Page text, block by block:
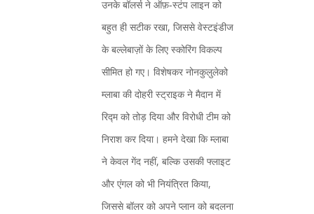
उनके बॉलर्स ने ऑफ़‑स्टंप लाइन को
बहुत ही सटीक रखा, जिससे वेस्टइंडीज
के बल्लेबाज़ों के लिए स्कोरिंग विकल्प
सीमित हो गए। विशेषकर नोनकुलुलेको
म्लाबा की दोहरी स्ट्राइक ने मैदान में
रिद्म को तोड़ दिया और विरोधी टीम को
निराश कर दिया। हमने देखा कि म्लाबा
ने केवल गेंद नहीं, बल्कि उसकी फ्लाइट
और एंगल को भी नियंत्रित किया,
जिससे बॉलर को अपने प्लान को बदलना